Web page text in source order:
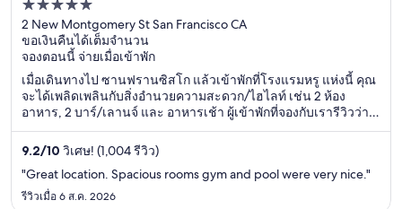
เลกชั่น - ซานฟรานซิสโก
5
out
of
5
2 New Montgomery St San Francisco CA
ขอเงินคืนได้เต็มจำนวน
จองตอนนี้ จ่ายเมื่อเข้าพัก
เมื่อเดินทางไป ซานฟรานซิสโก แล้วเข้าพักที่โรงแรมหรู แห่งนี้ คุณ
จะได้เพลิดเพลินกับสิ่งอำนวยความสะดวก/ไฮไลท์ เช่น 2 ห้อง
อาหาร, 2 บาร์/เลานจ์ และ อาหารเช้า ผู้เข้าพักที่จองกับเรารีวิวว่า
ชอบพนักงานและความสะดวกสบายของห้องพักเป็นพิเศษ ที่เที่ยว
ยอดนิยมในบริเวณใกล้เคียง ได้แก่ พาร์คออราเคิล และ Lombard
Street
9.2/10 วิเศษ! (1,004 รีวิว)
"Great location. Spacious rooms gym and pool were very nice."
รีวิวเมื่อ 6 ส.ค. 2026